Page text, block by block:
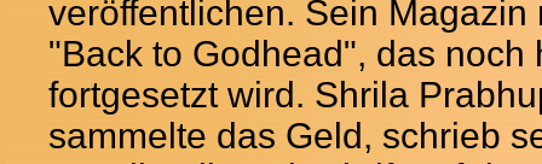
veröffentlichen. Sein Magazin
"Back to Godhead", das noch
fortgesetzt wird. Shrila
sammelte das Geld, schrieb